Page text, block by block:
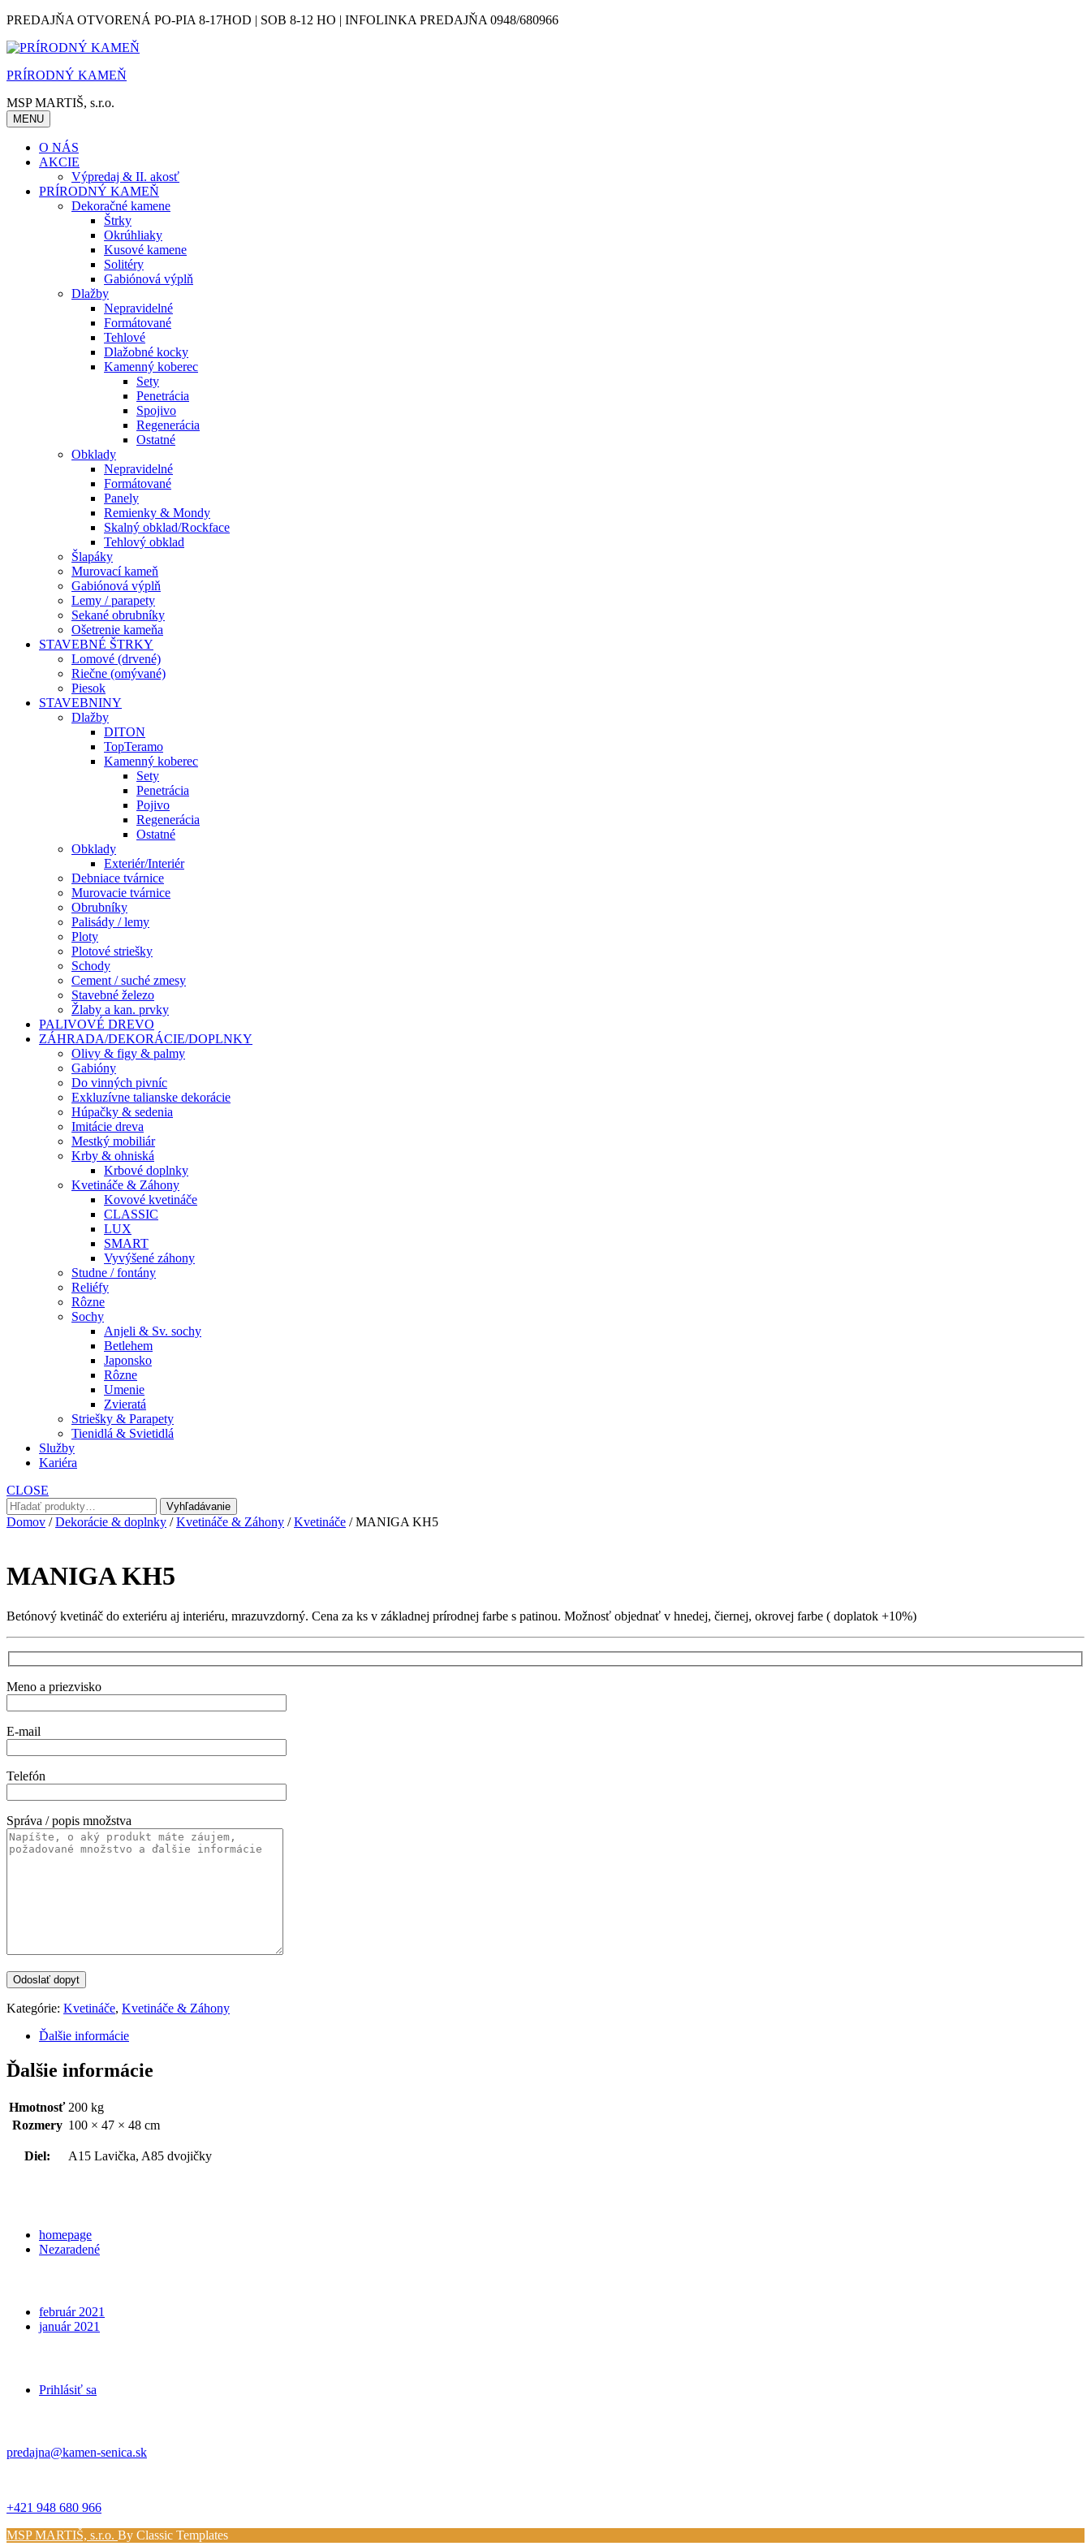
Skip
content
PREDAJŇA OTVORENÁ PO-PIA 8-17HOD | SOB 8-12 HO | INFOLINKA PREDAJŇA 0948/680966
PRÍRODNÝ KAMEŇ
MSP MARTIŠ, s.r.o.
MENU
O NÁS
AKCIE
Výpredaj & II. akosť
PRÍRODNÝ KAMEŇ
Dekoračné kamene
Štrky
Okrúhliaky
Kusové kamene
Solitéry
Gabiónová výplň
Dlažby
Nepravidelné
Formátované
Tehlové
Dlažobné kocky
Kamenný koberec
Sety
Penetrácia
Spojivo
Regenerácia
Ostatné
Obklady
Nepravidelné
Formátované
Panely
Remienky & Mondy
Skalný obklad/Rockface
Tehlový obklad
Šlapáky
Murovací kameň
Gabiónová výplň
Lemy / parapety
Sekané obrubníky
Ošetrenie kameňa
STAVEBNÉ ŠTRKY
Lomové (drvené)
Riečne (omývané)
Piesok
STAVEBNINY
Dlažby
DITON
TopTeramo
Kamenný koberec
Sety
Penetrácia
Pojivo
Regenerácia
Ostatné
Obklady
Exteriér/Interiér
Debniace tvárnice
Murovacie tvárnice
Obrubníky
Palisády / lemy
Ploty
Plotové striešky
Schody
Cement / suché zmesy
Stavebné železo
Žlaby a kan. prvky
PALIVOVÉ DREVO
ZÁHRADA/DEKORÁCIE/DOPLNKY
Olivy & figy & palmy
Gabióny
Do vinných pivníc
Exkluzívne talianske dekorácie
Húpačky & sedenia
Imitácie dreva
Mestký mobiliár
Krby & ohniská
Krbové doplnky
Kvetináče & Záhony
Kovové kvetináče
CLASSIC
LUX
SMART
Vyvýšené záhony
Studne / fontány
Reliéfy
Rôzne
Sochy
Anjeli & Sv. sochy
Betlehem
Japonsko
Rôzne
Umenie
Zvieratá
Striešky & Parapety
Tienidlá & Svietidlá
Služby
Kariéra
CLOSE
Hľadať:
Vyhľadávanie
Domov /Dekorácie & doplnky /Kvetináče & Záhony /Kvetináče / MANIGA KH5
MANIGA KH5
Betónový kvetináč do exteriéru aj interiéru, mrazuvzdorný. Cena za ks v základnej prírodnej farbe s patinou. Možnosť objednať v hnedej, čiernej, okrovej farbe ( doplatok +10%)
Meno a priezvisko
E-mail
Telefón
Správa / popis množstva
Kategórie: Kvetináče, Kvetináče & Záhony
Ďalšie informácie
Ďalšie informácie
Hmotnosť 200 kg
Rozmery 100 × 47 × 48 cm
Diel: A15 Lavička, A85 dvojičky
homepage
Nezaradené
február 2021
január 2021
Prihlásiť sa
predajna@kamen-senica.sk
+421 948 680 966
MSP MARTIŠ, s.r.o. By Classic Templates